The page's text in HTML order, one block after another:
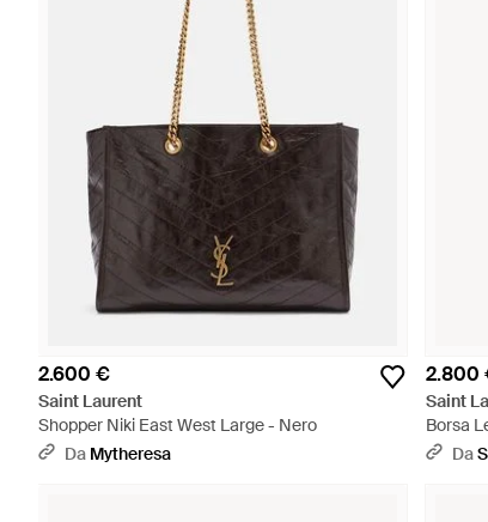
2.600 €
Saint Laurent
Shopper Niki East West Large - Nero
Da Mytheresa
2.800
Saint
Borsa
Da